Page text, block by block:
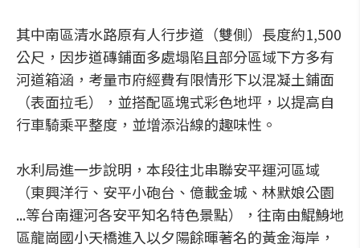
其中南區清水路原有人行步道（雙側）長度約1,500
公尺，因步道磚鋪面多處塌陷且部分區域下方多有
河道箱涵，考量市府經費有限情形下以混凝土鋪面
（表面拉毛），並搭配區塊式彩色地坪，以提高自
行車騎乘平整度，並增添沿線的趣味性。
水利局進一步說明，本段往北串聯安平運河區域
（東興洋行、安平小砲台、億載金城、林默娘公園
...等台南運河各安平知名特色景點），往南由鯤鯓地
區龍崗國小天橋進入以夕陽餘暉著名的黃金海岸，